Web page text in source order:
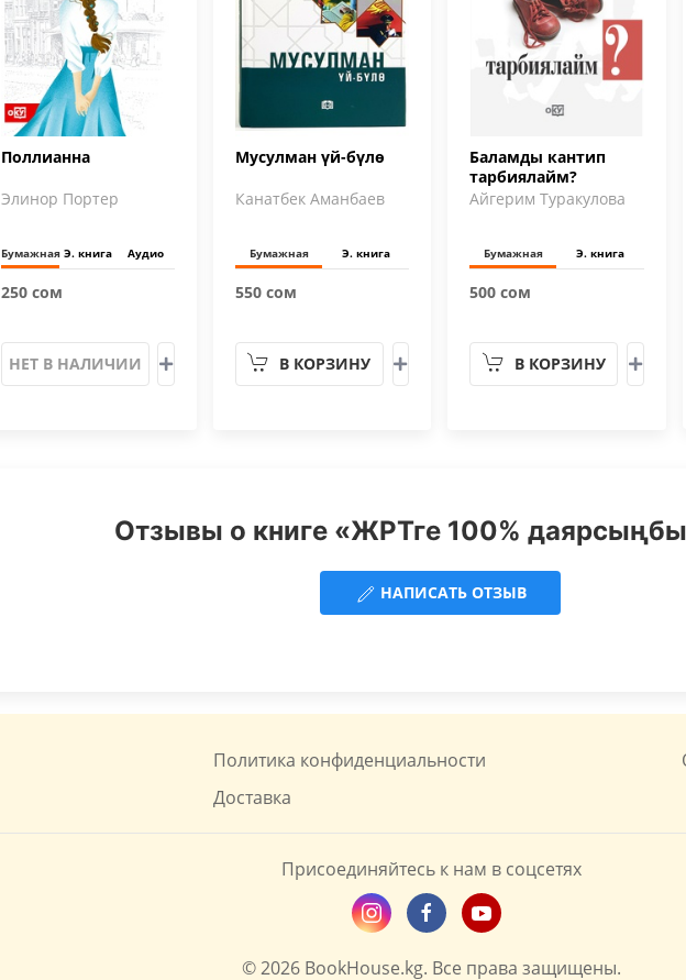
Поллианна
Элинор Портер
Бумажная Э. книга Аудио
250 сом
НЕТ В НАЛИЧИИ
Мусулман үй-бүлө
Канатбек Аманбаев
Бумажная Э. книга
550 сом
В КОРЗИНУ
Баламды кантип
тарбиялайм?
Айгерим Туракулова
Бумажная Э. книга
500 сом
В КОРЗИНУ
Отзывы о книге «ЖРТге 100%
НАПИСАТЬ ОТЗЫВ
Политика конфиденциальности
Доставка
Присоединяйтесь к нам в соцсетях
© 2026 BookHouse.kg. Все права защищены.